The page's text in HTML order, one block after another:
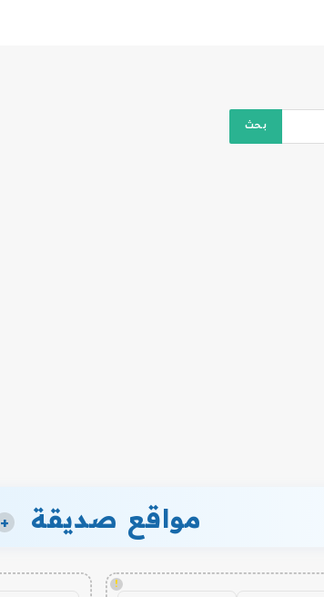
مواقع صديقة +
!